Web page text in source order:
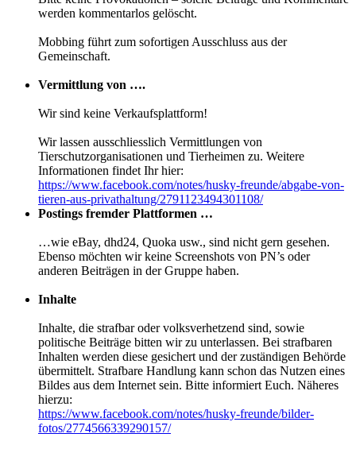
werden kommentarlos gelöscht.
Mobbing führt zum sofortigen Ausschluss aus der
Gemeinschaft.
Vermittlung von ….
Wir sind keine Verkaufsplattform!
Wir lassen ausschliesslich Vermittlungen von
Tierschutzorganisationen und Tierheimen zu. Weitere
Informationen findet Ihr hier:
https://www.facebook.com/notes/husky-freunde/abgabe-von-
tieren-aus-privathaltung/2791123494301108/
Postings fremder Plattformen …
…wie eBay, dhd24, Quoka usw., sind nicht gern gesehen.
Ebenso möchten wir keine Screenshots von PN’s oder
anderen Beiträgen in der Gruppe haben.
Inhalte
Inhalte, die strafbar oder volksverhetzend sind, sowie
politische Beiträge bitten wir zu unterlassen. Bei strafbaren
Inhalten werden diese gesichert und der zuständigen Behörde
übermittelt. Strafbare Handlung kann schon das Nutzen eines
Bildes aus dem Internet sein. Bitte informiert Euch. Näheres
hierzu:
https://www.facebook.com/notes/husky-freunde/bilder-
fotos/2774566339290157/